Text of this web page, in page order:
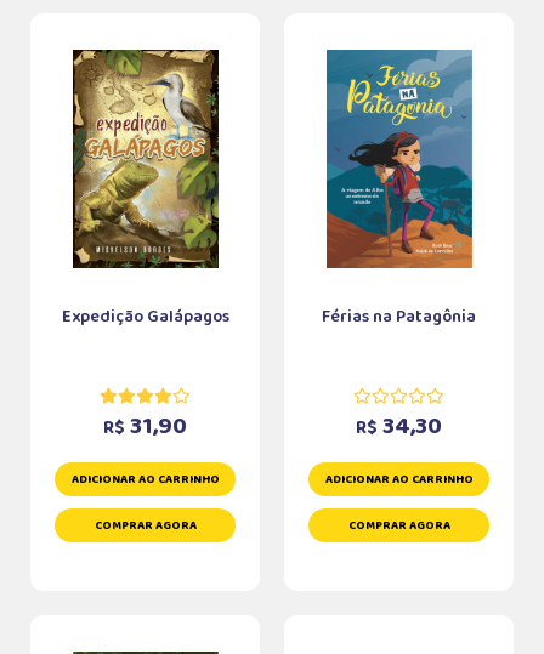
Expedição Galápagos
R$ 31,90
ADICIONAR AO CARRINHO
COMPRAR AGORA
Férias na Patagônia
R$ 34,30
ADICIONAR AO CARRINHO
COMPRAR AGORA